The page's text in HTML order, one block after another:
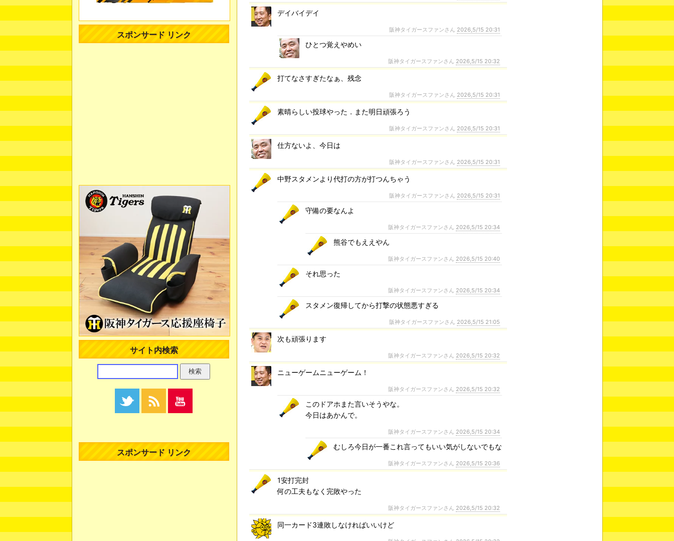
デイバイデイ
阪神タイガースファンさん 2026,5/15 20:31
ひとつ覚えやめい
阪神タイガースファンさん 2026,5/15 20:32
打てなさすぎたなぁ、残念
阪神タイガースファンさん 2026,5/15 20:31
素晴らしい投球やった．また明日頑張ろう
阪神タイガースファンさん 2026,5/15 20:31
仕方ないよ、今日は
阪神タイガースファンさん 2026,5/15 20:31
中野スタメンより代打の方が打つんちゃう
阪神タイガースファンさん 2026,5/15 20:31
守備の要なんよ
阪神タイガースファンさん 2026,5/15 20:34
熊谷でもええやん
阪神タイガースファンさん 2026,5/15 20:40
それ思った
阪神タイガースファンさん 2026,5/15 20:34
スタメン復帰してから打撃の状態悪すぎる
阪神タイガースファンさん 2026,5/15 21:05
次も頑張ります
阪神タイガースファンさん 2026,5/15 20:32
ニューゲームニューゲーム！
阪神タイガースファンさん 2026,5/15 20:32
このドアホまた言いそうやな。
今日はあかんで。
阪神タイガースファンさん 2026,5/15 20:34
むしろ今日が一番これ言ってもいい気がしないでもな
阪神タイガースファンさん 2026,5/15 20:36
1安打完封
何の工夫もなく完敗やった
阪神タイガースファンさん 2026,5/15 20:32
同一カード3連敗しなければいいけど
スポンサード リンク
サイト内検索
スポンサード リンク